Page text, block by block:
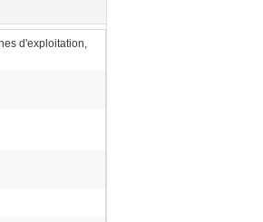
d'exploitation,